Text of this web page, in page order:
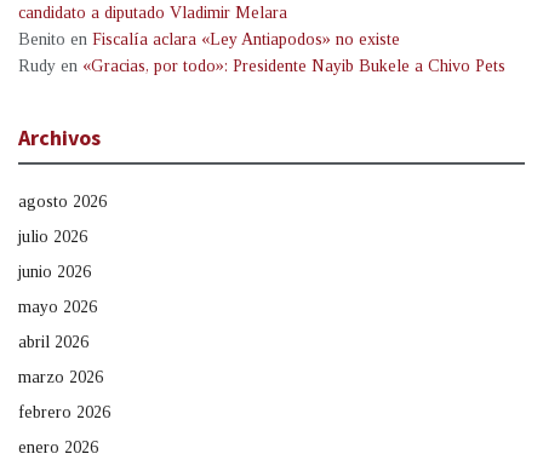
candidato a diputado Vladimir Melara
Benito en Fiscalía aclara «Ley Antiapodos» no existe
Rudy en «Gracias, por todo»: Presidente Nayib Bukele a Chivo Pets
Archivos
agosto 2026
julio 2026
junio 2026
mayo 2026
abril 2026
marzo 2026
febrero 2026
enero 2026